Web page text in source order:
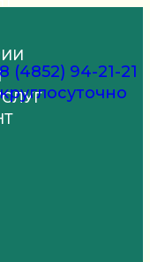
8 (4852) 94-21-21
круглосуточно